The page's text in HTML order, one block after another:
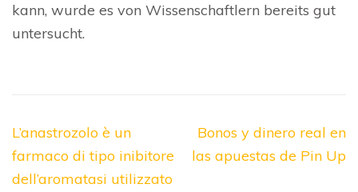
kann, wurde es von Wissenschaftlern bereits gut
untersucht.
Navegación
de
entradas
L’anastrozolo è un
farmaco di tipo inibitore
dell’aromatasi utilizzato
Bonos y dinero real en
las apuestas de Pin Up